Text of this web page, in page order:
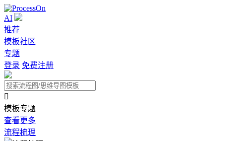
AI
推荐
模板社区
专题
登录 免费注册

模板专题
查看更多
流程梳理